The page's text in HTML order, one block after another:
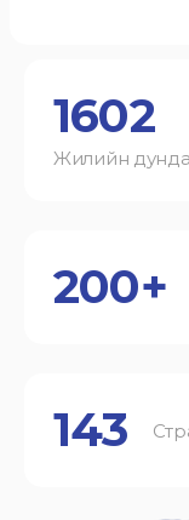
1602
Жилийн
200+
143